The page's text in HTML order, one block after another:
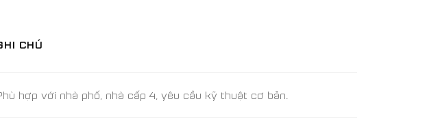
CHÚ
hợp với nhà phố, nhà cấp 4, yêu cầu kỹ thuật cơ bản.